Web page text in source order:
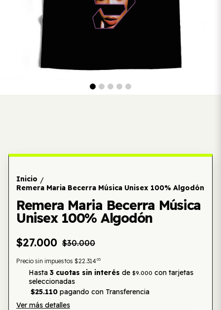
Inicio /
Remera Maria Becerra Música Unisex 100% Algodón
Remera Maria Becerra Música
Unisex 100% Algodón
$27.000 $30.000
Precio sin impuestos $22.31405
Hasta 3 cuotas sin interés de $9.000 con tarjetas
seleccionadas
$25.110pagando con Transferencia
Ver más detalles